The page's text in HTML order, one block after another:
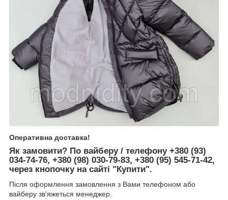
Оперативна доставка!
Як замовити? По вайберу / телефону +380 (93)
034-74-76, +380 (98) 030-79-83, +380 (95) 545-71-42,
через кнопочку на сайті "Купити".
Після оформлення замовлення з Вами телефоном або
вайберу зв'яжеться менеджер.